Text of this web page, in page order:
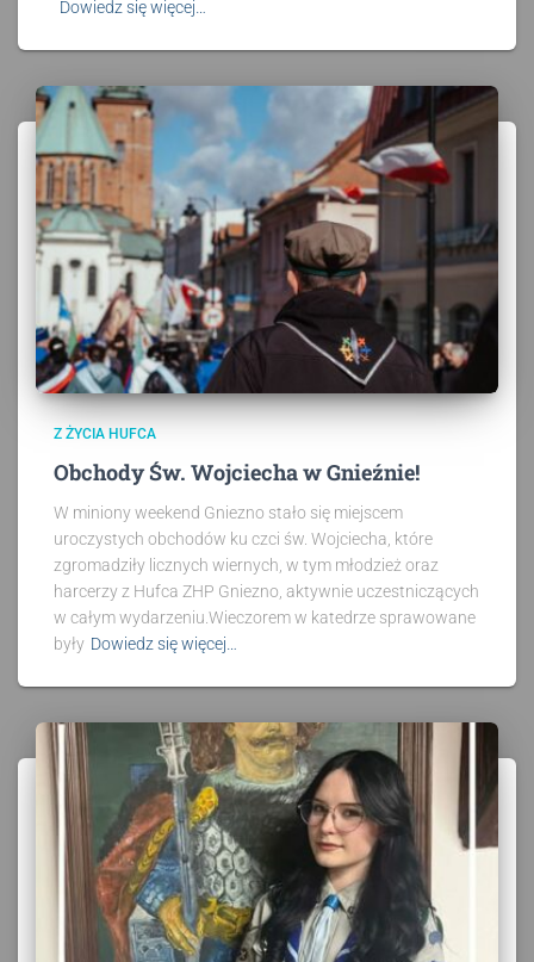
Dowiedz się więcej…
Z ŻYCIA HUFCA
Obchody Św. Wojciecha w Gnieźnie!
W miniony weekend Gniezno stało się miejscem
uroczystych obchodów ku czci św. Wojciecha, które
zgromadziły licznych wiernych, w tym młodzież oraz
harcerzy z Hufca ZHP Gniezno, aktywnie uczestniczących
w całym wydarzeniu.Wieczorem w katedrze sprawowane
były Dowiedz się więcej…